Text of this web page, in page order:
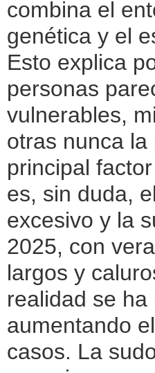
combina el
genética y el
Esto explica
personas
vulnerables,
otras nunca la
principal
es, sin duda,
excesivo y la
2025, con
largos y
realidad se ha
aumentando
casos. La